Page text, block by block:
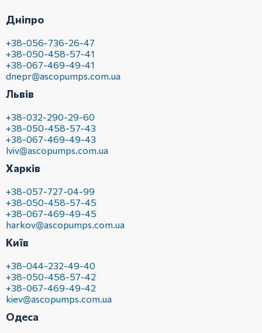
Дніпро
+38-056-736-26-47
+38-050-458-57-41
+38-067-469-49-41
dnepr@ascopumps.com.ua
Львів
+38-032-290-29-60
+38-050-458-57-43
+38-067-469-49-43
lviv@ascopumps.com.ua
Харків
+38-057-727-04-99
+38-050-458-57-45
+38-067-469-49-45
harkov@ascopumps.com.ua
Київ
+38-044-232-49-40
+38-050-458-57-42
+38-067-469-49-42
kiev@ascopumps.com.ua
Одеса